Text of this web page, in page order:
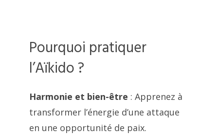
Pourquoi pratiquer
l’Aïkido ?
Harmonie et bien-être : Apprenez à
transformer l’énergie d’une attaque
en une opportunité de paix.